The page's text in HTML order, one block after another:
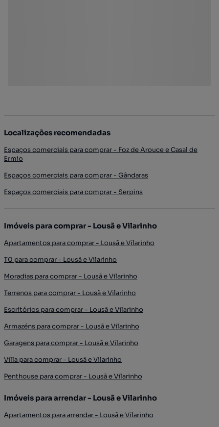
Localizações recomendadas
Espaços comerciais para comprar - Foz de Arouce e Casal de
Ermio
Espaços comerciais para comprar - Gândaras
Espaços comerciais para comprar - Serpins
Imóveis para comprar - Lousã e Vilarinho
Apartamentos para comprar - Lousã e Vilarinho
T0 para comprar - Lousã e Vilarinho
Moradias para comprar - Lousã e Vilarinho
Terrenos para comprar - Lousã e Vilarinho
Escritórios para comprar - Lousã e Vilarinho
Armazéns para comprar - Lousã e Vilarinho
Garagens para comprar - Lousã e Vilarinho
Villa para comprar - Lousã e Vilarinho
Penthouse para comprar - Lousã e Vilarinho
Imóveis para arrendar - Lousã e Vilarinho
Apartamentos para arrendar - Lousã e Vilarinho